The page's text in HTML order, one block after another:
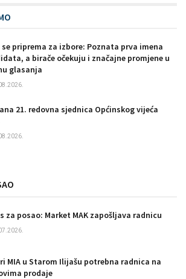
priprema za izbore: Poznata prva imena
a birače očekuju i značajne promjene u
glasanja
21. redovna sjednica Općinskog vijeća
za posao: Market MAK zapošljava radnicu
MIA u Starom Ilijašu potrebna radnica na
prodaje